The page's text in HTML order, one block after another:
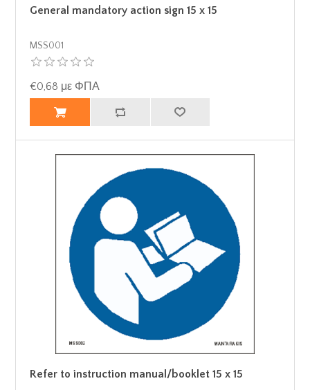
General mandatory action sign 15 x 15
MSS001
€0,68 με ΦΠΑ
Refer to instruction manual/booklet 15 x 15